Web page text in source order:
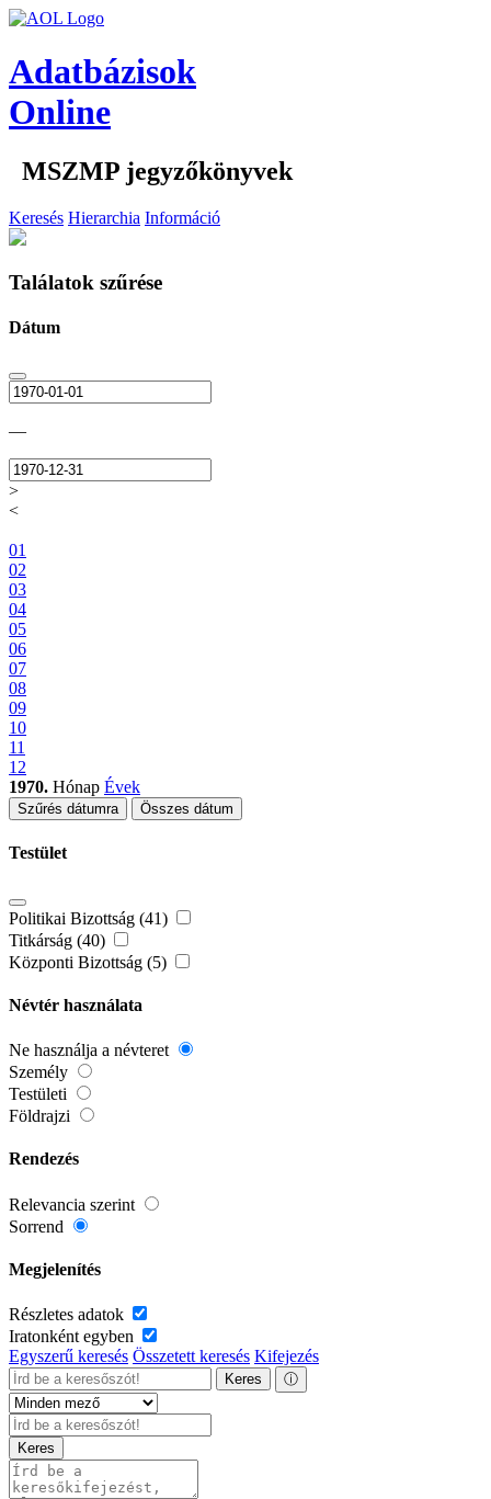
Adatbázisok
Online
MSZMP jegyzőkönyvek
Keresés Hierarchia Információ
Találatok szűrése
Dátum
—
>
<
01
02
03
04
05
06
07
08
09
10
11
12
1970. Hónap Évek
Szűrés dátumra Összes dátum
Testület
Politikai Bizottság (41)
Titkárság (40)
Központi Bizottság (5)
Névtér használata
Ne használja a névteret
Személy
Testületi
Földrajzi
Rendezés
Relevancia szerint
Sorrend
Megjelenítés
Részletes adatok
Iratonként egyben
Egyszerű keresés Összetett keresés Kifejezés
Keres ⓘ
Keres